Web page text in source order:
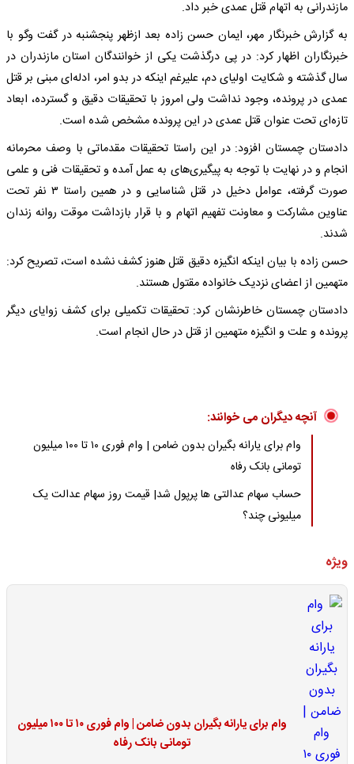
مازندرانی به اتهام قتل عمدی خبر داد.
به گزارش خبرنگار مهر، ایمان حسن زاده بعد ازظهر پنجشنبه در گفت وگو با
خبرنگاران اظهار کرد: در پی درگذشت یکی از خوانندگان استان مازندران در
سال گذشته و شکایت اولیای دم، علیرغم اینکه در بدو امر، ادله‌ای مبنی بر قتل
عمدی در پرونده، وجود نداشت ولی امروز با تحقیقات دقیق و گسترده، ابعاد
تازه‌ای تحت عنوان قتل عمدی در این پرونده مشخص شده است.
دادستان چمستان افزود: در این راستا تحقیقات مقدماتی با وصف محرمانه
انجام و در نهایت با توجه به پیگیری‌های به عمل آمده و تحقیقات فنی و علمی
صورت گرفته، عوامل دخیل در قتل شناسایی و در همین راستا ۳ نفر تحت
عناوین مشارکت و معاونت تفهیم اتهام و با قرار بازداشت موقت روانه زندان
شدند.
حسن زاده با بیان اینکه انگیزه دقیق قتل هنوز کشف نشده است، تصریح کرد:
متهمین از اعضای نزدیک خانواده مقتول هستند.
دادستان چمستان خاطرنشان کرد: تحقیقات تکمیلی برای کشف زوایای دیگر
پرونده و علت و انگیزه متهمین از قتل در حال انجام است.
آنچه دیگران می خوانند:
وام برای یارانه بگیران بدون ضامن | وام فوری ۱۰ تا ۱۰۰ میلیون
تومانی بانک رفاه
حساب سهام عدالتی ها پرپول شد| قیمت روز سهام عدالت یک
میلیونی چند؟
ویژه
وام برای یارانه بگیران بدون ضامن | وام فوری ۱۰ تا ۱۰۰ میلیون
تومانی بانک رفاه